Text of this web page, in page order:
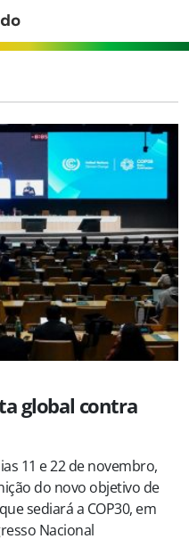
global contra
11 e 22 de novembro,
do novo objetivo de
sediará a COP30, em
Nacional